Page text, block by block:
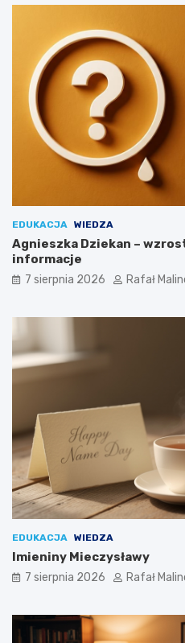
EDUKACJA WIEDZA
Agnieszka Dziekan –
informacje
7 sierpnia 2026 Rafał
EDUKACJA WIEDZA
Imieniny Mieczysławy
7 sierpnia 2026 Rafał